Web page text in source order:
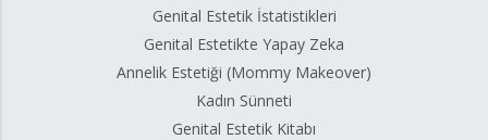
Genital Estetik İstatistikleri
Genital Estetikte Yapay Zeka
Annelik Estetiği (Mommy Makeover)
Kadın Sünneti
Genital Estetik Kitabı